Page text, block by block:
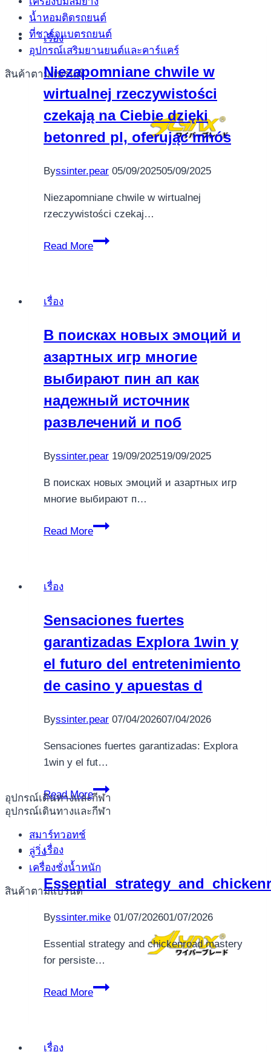
น้ำหอมติดรถยนต์
ที่ชาร์จแบตรถยนต์
อุปกรณ์เสริมยานยนต์และคาร์แคร์
สินค้าตามแบรนด์
อุปกรณ์เดินทางและกีฬา
อุปกรณ์เดินทางและกีฬา
สมาร์ทวอทช์
ลู่วิ่ง
เครื่องชั่งน้ำหนัก
สินค้าตามแบรนด์
เรื่อง
Niezapomniane chwile w
wirtualnej rzeczywistości
czekają na Ciebie dzięki
betonred pl, oferując mnós
Byssinter.pear 05/09/202505/09/2025
Niezapomniane chwile w wirtualnej
rzeczywistości czekaj…
Read More
Niezapomniane
na
Ciebie
betonred
pl,
oferując
เรื่อง
В поисках новых эмоций и
азартных игр многие
выбирают пин ап как
надежный источник
развлечений и поб
Byssinter.pear 19/09/202519/09/2025
В поисках новых эмоций и азартных игр
многие выбирают п…
Read More
В
игр
многие
выбирают
пин
ап
надежный
развлечений
поб
เรื่อง
Sensaciones fuertes
garantizadas Explora 1win y
el futuro del entretenimiento
de casino y apuestas d
Byssinter.pear 07/04/202607/04/2026
Sensaciones fuertes garantizadas: Explora
1win y el fut…
Read More
Sensaciones
fuertes
y
el
del
entretenimiento
y
apuestas
เรื่อง
Byssinter.mike 01/07/202601/07/2026
Essential strategy and chickenroad mastery
for persiste…
Read More
เรื่อง